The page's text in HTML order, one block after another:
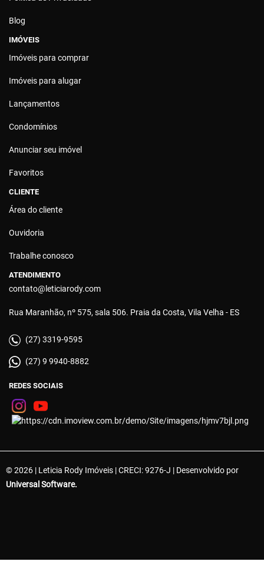
Blog
IMÓVEIS
Imóveis para comprar
Imóveis para alugar
Lançamentos
Condomínios
Anunciar seu imóvel
Favoritos
CLIENTE
Área do cliente
Ouvidoria
Trabalhe conosco
ATENDIMENTO
contato@leticiarody.com
Rua Maranhão, nº 575, sala 506. Praia da Costa, Vila Velha - ES
(27) 3319-9595
(27) 9 9940-8882
REDES SOCIAIS
© 2026 | Leticia Rody Imóveis | CRECI: 9276-J | Desenvolvido por
Universal Software.